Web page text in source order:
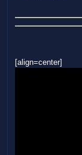
[align=center]